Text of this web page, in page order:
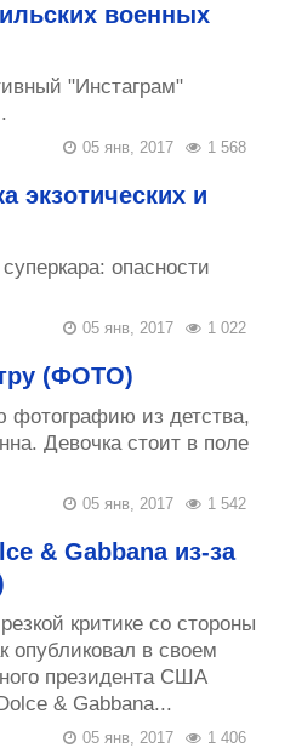
военных
"Инстаграм"
1 568
05 янв, 2017
экзотических и
опасности
1 022
05 янв, 2017
(ФОТО)
фотографию из детства,
Девочка стоит в поле
1 542
05 янв, 2017
& Gabbana из-за
критике со стороны
опубликовал в своем
президента США
& Gabbana...
1 406
05 янв, 2017